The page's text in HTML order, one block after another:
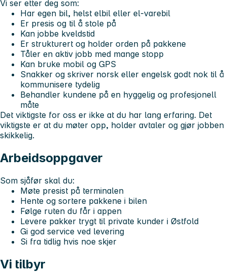
Vi ser etter deg som:
Har egen bil, helst elbil eller el-varebil
Er presis og til å stole på
Kan jobbe kveldstid
Er strukturert og holder orden på pakkene
Tåler en aktiv jobb med mange stopp
Kan bruke mobil og GPS
Snakker og skriver norsk eller engelsk godt nok til å
kommunisere tydelig
Behandler kundene på en hyggelig og profesjonell
måte
Det viktigste for oss er ikke at du har lang erfaring. Det
viktigste er at du møter opp, holder avtaler og gjør jobben
skikkelig.
Arbeidsoppgaver
Som sjåfør skal du:
Møte presist på terminalen
Hente og sortere pakkene i bilen
Følge ruten du får i appen
Levere pakker trygt til private kunder i Østfold
Gi god service ved levering
Si fra tidlig hvis noe skjer
Vi tilbyr